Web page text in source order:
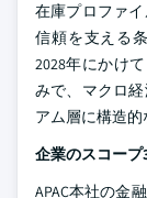
在庫プロファ
信頼を支える
2028年にかけ
みで、マクロ
アム層に構造的
企業のスコー
APAC本社の金